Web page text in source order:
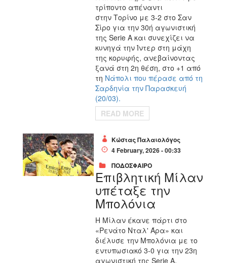
τρίποντο απέναντι
στηνΤορίνο με 3-2 στο Σαν
Σίρο για την 30ή αγωνιστική
της Serie A και συνεχίζει να
κυνηγά τηνΊντερ στη μάχη
της κορυφής, ανεβαίνοντας
ξανά στη 2η θέση, στο +1 από
τη Νάπολι που πέρασε από τη
Σαρδηνία την Παρασκευή
(20/03).
READ MORE
Κώστας Παλαιολόγος
4 February, 2026 - 00:33
ΠΟΔΟΣΦΑΙΡΟ
Επιβλητική Μίλαν
υπέταξε την
Μπολόνια
Η Μίλαν έκανε πάρτι στο
«Ρενάτο Νταλ' Άρα» και
διέλυσε την Μπολόνια με το
εντυπωσιακό 3-0 για την 23η
αγωνιστική της Serie A.